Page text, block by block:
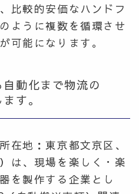
比較的安価なハンドフ
ように複数を循環させ
可能になります。
動化まで物流の
す。
在地：東京都文京区、
は、現場を楽しく・楽
を製作する企業とし